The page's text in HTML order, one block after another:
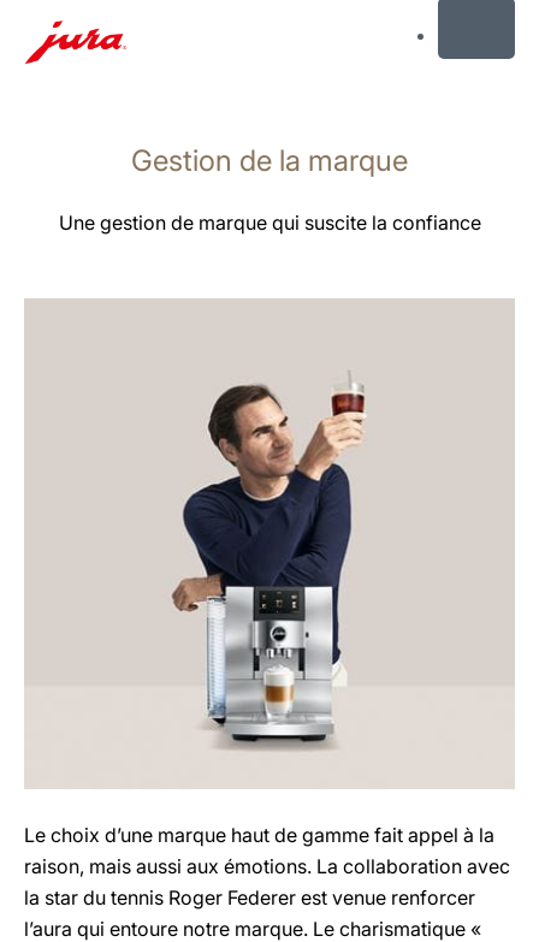
Gestion de la marque
Une gestion de marque qui suscite la confiance
Le choix d’une marque haut de gamme fait appel à la
raison, mais aussi aux émotions. La collaboration avec
la star du tennis Roger Federer est venue renforcer
l’aura qui entoure notre marque. Le charismatique «